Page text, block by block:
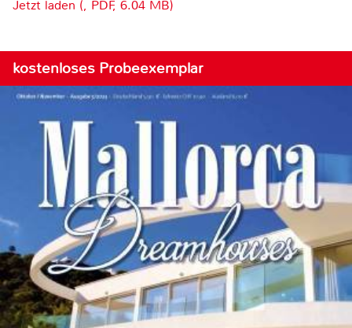
Jetzt laden (, PDF, 6.04 MB)
kostenloses Probeexemplar